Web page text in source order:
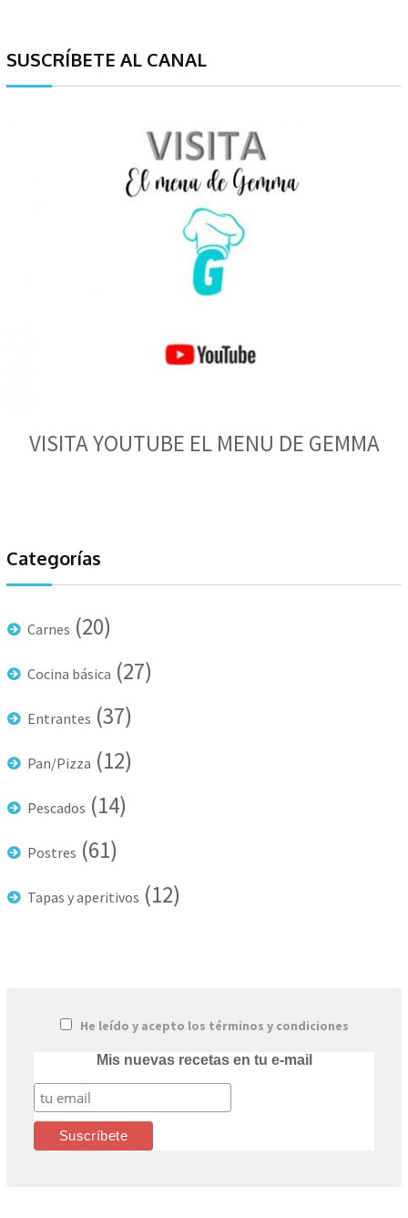
SUSCRÍBETE AL CANAL
VISITA YOUTUBE EL MENU DE GEMMA
Categorías
Carnes (20)
Cocina básica (27)
Entrantes (37)
Pan/Pizza (12)
Pescados (14)
Postres (61)
Tapas y aperitivos (12)
He leído y acepto los términos y condiciones
Mis nuevas recetas en tu e-mail